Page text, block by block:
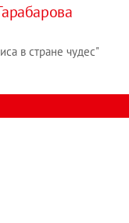
в стране чудес"